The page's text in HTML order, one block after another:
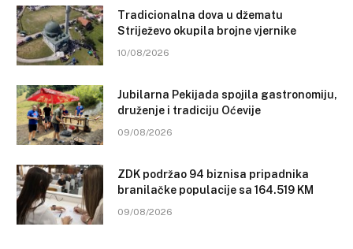
Tradicionalna dova u džematu
Striježevo okupila brojne vjernike
10/08/2026
Jubilarna Pekijada spojila gastronomiju,
druženje i tradiciju Oćevije
09/08/2026
ZDK podržao 94 biznisa pripadnika
branilačke populacije sa 164.519 KM
09/08/2026